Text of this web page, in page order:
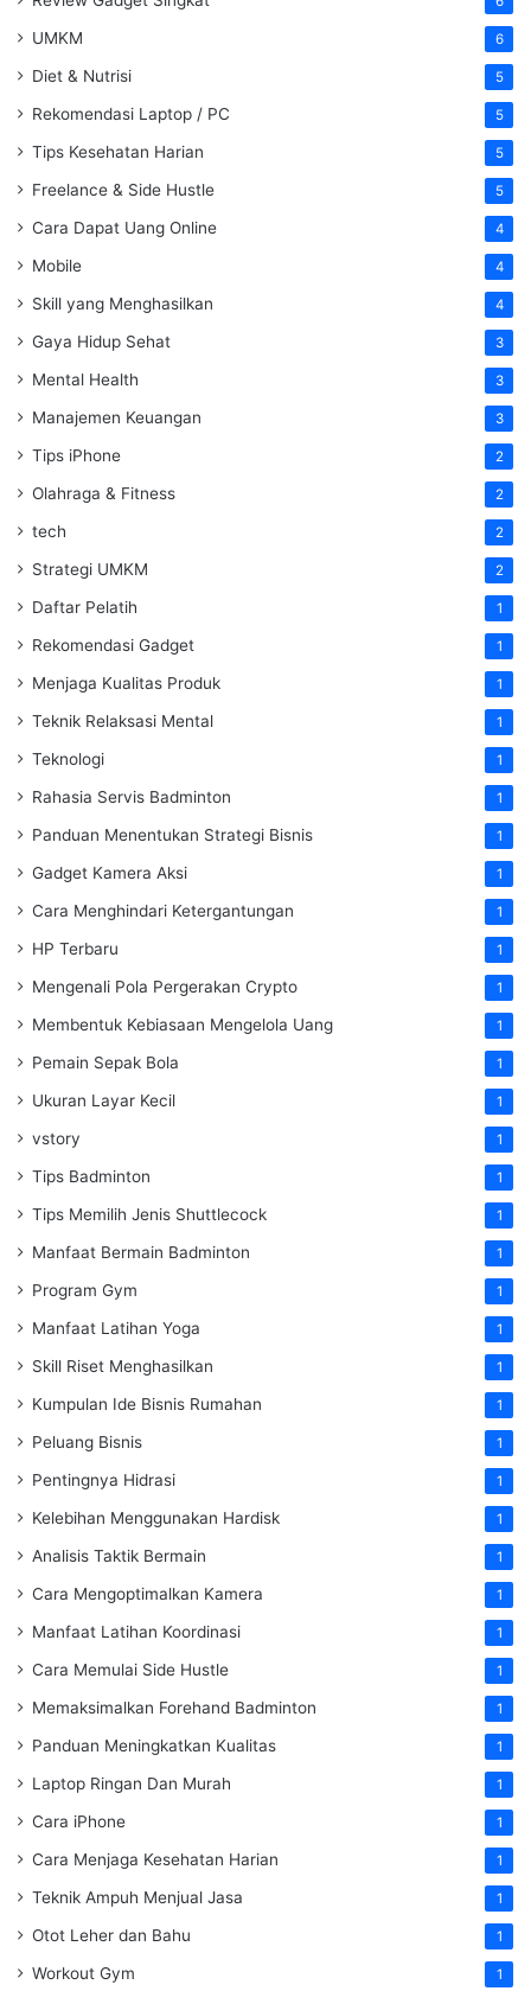
UMKM 6
Diet & Nutrisi 5
Rekomendasi Laptop / PC 5
Tips Kesehatan Harian 5
Freelance & Side Hustle 5
Cara Dapat Uang Online 4
Mobile 4
Skill yang Menghasilkan 4
Gaya Hidup Sehat 3
Mental Health 3
Manajemen Keuangan 3
Tips iPhone 2
Olahraga & Fitness 2
tech 2
Strategi UMKM 2
Daftar Pelatih 1
Rekomendasi Gadget 1
Menjaga Kualitas Produk 1
Teknik Relaksasi Mental 1
Teknologi 1
Rahasia Servis Badminton 1
Panduan Menentukan Strategi Bisnis 1
Gadget Kamera Aksi 1
Cara Menghindari Ketergantungan 1
HP Terbaru 1
Mengenali Pola Pergerakan Crypto 1
Membentuk Kebiasaan Mengelola Uang 1
Pemain Sepak Bola 1
Ukuran Layar Kecil 1
vstory 1
Tips Badminton 1
Tips Memilih Jenis Shuttlecock 1
Manfaat Bermain Badminton 1
Program Gym 1
Manfaat Latihan Yoga 1
Skill Riset Menghasilkan 1
Kumpulan Ide Bisnis Rumahan 1
Peluang Bisnis 1
Pentingnya Hidrasi 1
Kelebihan Menggunakan Hardisk 1
Analisis Taktik Bermain 1
Cara Mengoptimalkan Kamera 1
Manfaat Latihan Koordinasi 1
Cara Memulai Side Hustle 1
Memaksimalkan Forehand Badminton 1
Panduan Meningkatkan Kualitas 1
Laptop Ringan Dan Murah 1
Cara iPhone 1
Cara Menjaga Kesehatan Harian 1
Teknik Ampuh Menjual Jasa 1
Otot Leher dan Bahu 1
Workout Gym 1